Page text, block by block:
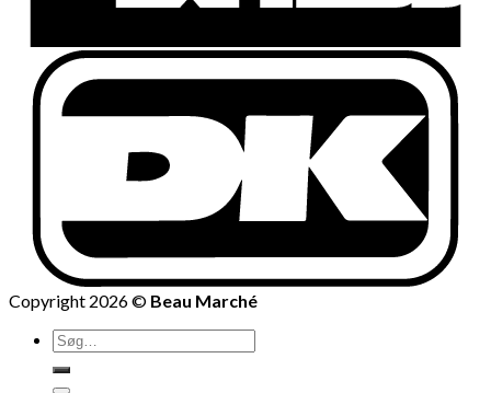
Copyright 2026 © Beau Marché
Søg
efter: